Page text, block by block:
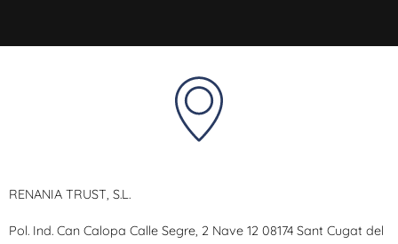
RENANIA TRUST, S.L.
Pol. Ind. Can Calopa Calle Segre, 2 Nave 12 08174 Sant Cugat del